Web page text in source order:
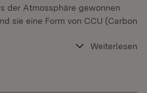
der Atmossphäre gewonnen
sie eine Form von CCU (Carbon
Weiterlesen